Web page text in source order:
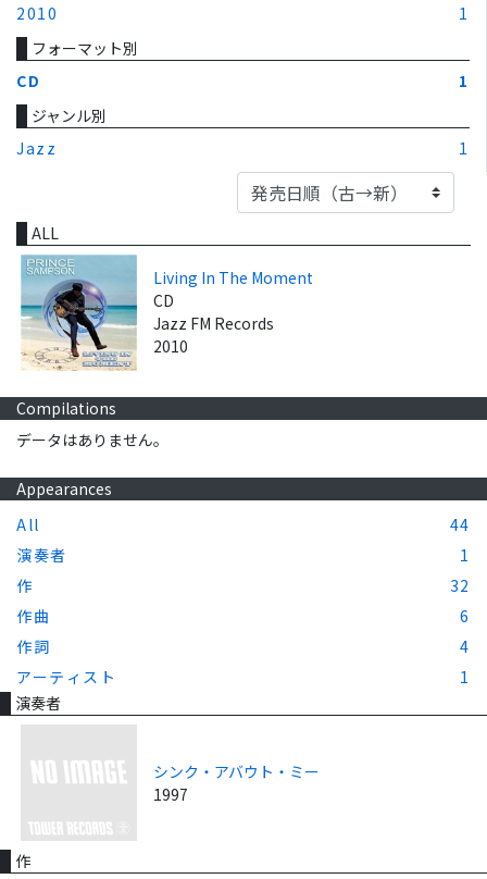
2010
1
フォーマット別
CD
1
ジャンル別
Jazz
1
ALL
Living In The Moment
CD
Jazz FM Records
2010
Compilations
データはありません。
Appearances
All
44
演奏者
1
作
32
作曲
6
作詞
4
アーティスト
1
演奏者
シンク・アバウト・ミー
1997
作